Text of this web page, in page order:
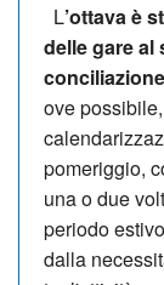
L’ottava è
delle gare al
ove
pomeriggio,
una o due
periodo
dalla